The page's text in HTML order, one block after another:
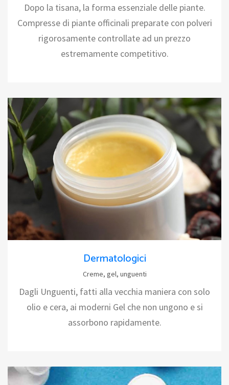
Dopo la tisana, la forma essenziale delle piante.
Compresse di piante officinali preparate con polveri
rigorosamente controllate ad un prezzo
estremamente competitivo.
Dermatologici
Creme, gel, unguenti
Dagli Unguenti, fatti alla vecchia maniera con solo
olio e cera, ai moderni Gel che non ungono e si
assorbono rapidamente.